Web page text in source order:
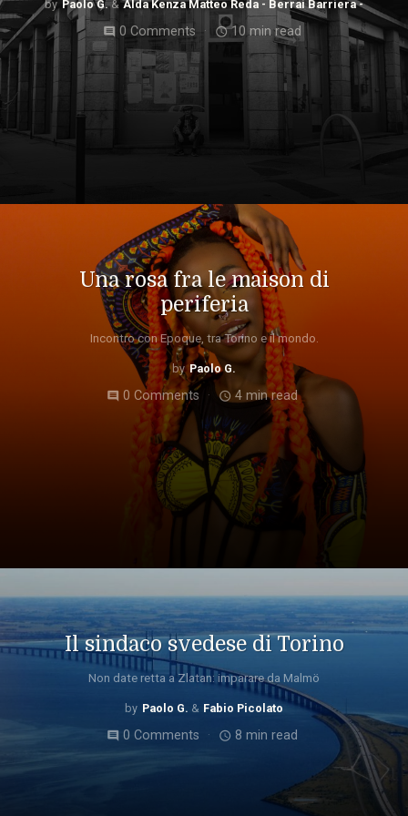
Paolo G. Alda Kenza Matteo Reda - Berrai Barriera -
comment 0 Comments access_time10 min read
Una rosa fra le maison di
periferia
Incontro con Epoque, tra Torino e il mondo.
Paolo G.
comment 0 Comments access_time 4 min read
Il sindaco svedese di Torino
Non date retta a Zlatan: imparare da Malmö
Paolo G. Fabio Picolato
comment0 Comments access_time 8 min read